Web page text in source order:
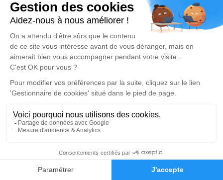
Faire-part Hommages
Nous vous invitons à utiliser cet espace pour laisser
vos condoléances, partager des photos souvenirs,
une anecdote ou exprimer vos pensées à travers des
poèmes ou des textes. Cet endroit est un lieu
d'expression dédié à honorer la mémoire d’Alain
VINCENT.
Je rends hommage
Cérémonie civile
vendredi 07 novembre 2025 à 13h00
Crématorium d'Avignon
1483 Chemin du Lavarin
84000 Avignon